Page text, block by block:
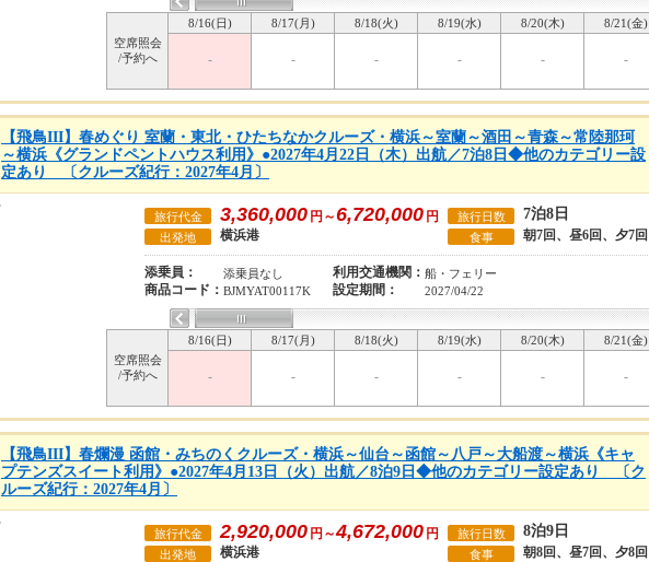
空席照会
/予約へ
8/16(日) 8/17(月) 8/18(火) 8/19(水) 8/20(木) 8/21(金)
- - - - - -
【飛鳥III】春めぐり 室蘭・東北・ひたちなかクルーズ・横浜～室蘭～酒田～青森～常陸那珂
～横浜《グランドペントハウス利用》●2027年4月22日（木）出航／7泊8日◆他のカテゴリー設
定あり 〔クルーズ紀行：2027年4月〕
旅行代金 3,360,000 円～6,720,000 円 旅行日数 7泊8日
出発地 横浜港 食事 朝7回、昼6回、夕7回
添乗員： 添乗員なし 利用交通機関： 船・フェリー
商品コード： BJMYAT00117K 設定期間： 2027/04/22
空席照会
/予約へ
8/16(日) 8/17(月) 8/18(火) 8/19(水) 8/20(木) 8/21(金)
- - - - - -
【飛鳥III】春爛漫 函館・みちのくクルーズ・横浜～仙台～函館～八戸～大船渡～横浜《キャ
プテンズスイート利用》●2027年4月13日（火）出航／8泊9日◆他のカテゴリー設定あり 〔ク
ルーズ紀行：2027年4月〕
旅行代金 2,920,000 円～4,672,000 円 旅行日数 8泊9日
出発地 横浜港 食事 朝8回、昼7回、夕8回